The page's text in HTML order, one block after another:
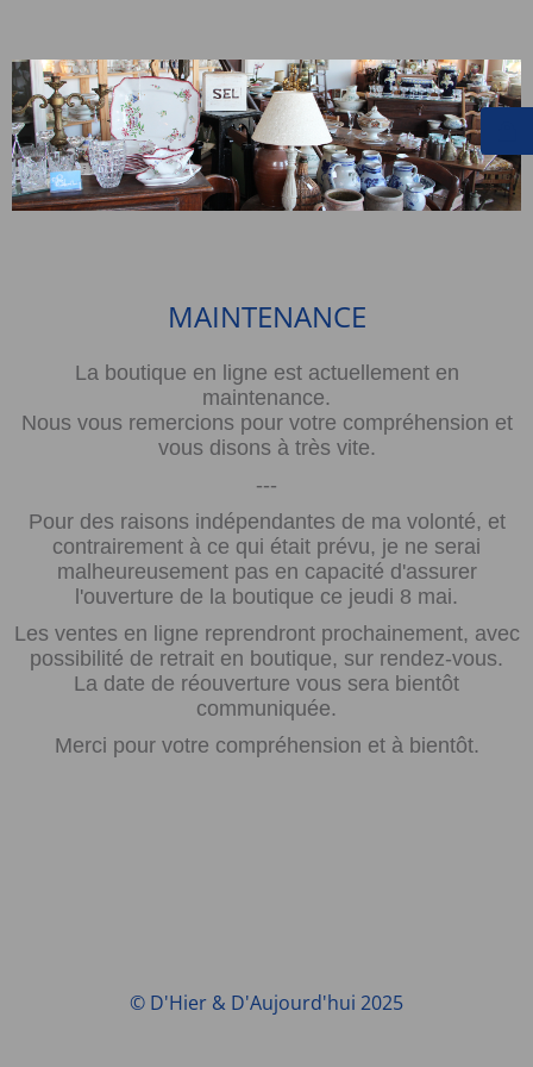
MAINTENANCE
La boutique en ligne est actuellement en
maintenance.
Nous vous remercions pour votre compréhension et
vous disons à très vite.
---
Pour des raisons indépendantes de ma volonté, et
contrairement à ce qui était prévu, je ne serai
malheureusement pas en capacité d'assurer
l'ouverture de la boutique ce jeudi 8 mai.
Les ventes en ligne reprendront prochainement, avec
possibilité de retrait en boutique, sur rendez-vous.
La date de réouverture vous sera bientôt
communiquée.
Merci pour votre compréhension et à bientôt.
© D'Hier & D'Aujourd'hui 2025